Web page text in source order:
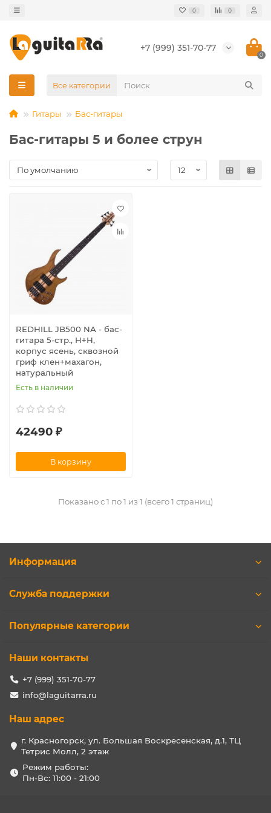
0 0
+7 (999) 351-70-77
0
Все категории
Гитары Бас-гитары
Бас-гитары 5 и более струн
REDHILL JB500 NA - бас-
гитара 5-стр., H+H,
корпус ясень, сквозной
гриф клен+махагон,
натуральный
Есть в наличии
42490 ₽
В корзину
Показано с 1 по 1 из 1 (всего 1 страниц)
Информация
Служба поддержки
Популярные категории
Наши контакты
+7 (999) 351-70-77
info@laguitarra.ru
Наш адрес
г. Красногорск, ул. Большая Воскресенская, д.1, ТЦ
Тетрис Молл, 2 этаж
Режим работы:
Пн-Вс: 11:00 - 21:00